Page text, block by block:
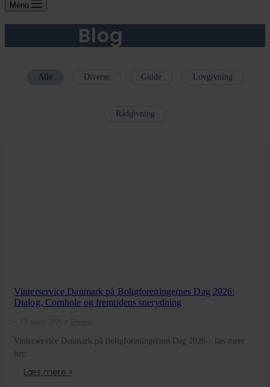
Menu
Blog
Alle Diverse Guide Lovgivning
Rådgivning
Vinterservice Danmark på Boligforeningernes Dag 2026:
Dialog, Cornhole og fremtidens snerydning
Vinterservice Danmark på Boligforeningernes Dag 2026 – læs mere
her:
Læs mere »